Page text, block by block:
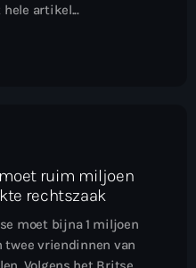
hele artikel...
ruim miljoen
rechtszaak
moet bijna 1 miljoen
twee vriendinnen van